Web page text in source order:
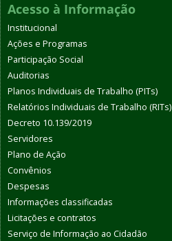
Acesso à Informação
Institucional
Ações e Programas
Participação Social
Auditorias
Planos Individuais de Trabalho (PITs)
Relatórios Individuais de Trabalho (RITs)
Decreto 10.139/2019
Servidores
Plano de Ação
Convênios
Despesas
Informações classificadas
Licitações e contratos
Serviço de Informação ao Cidadão